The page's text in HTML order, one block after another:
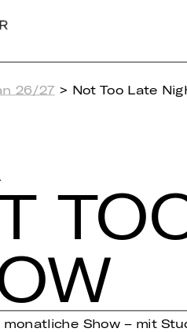
26/27 > Not Too Late
monatliche Show – mit